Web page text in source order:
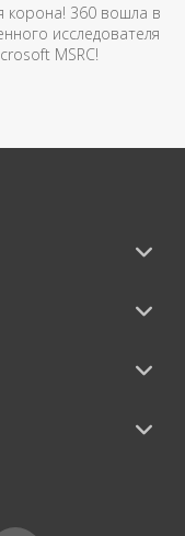
корона! 360 вошла в
исследователя
MSRC!